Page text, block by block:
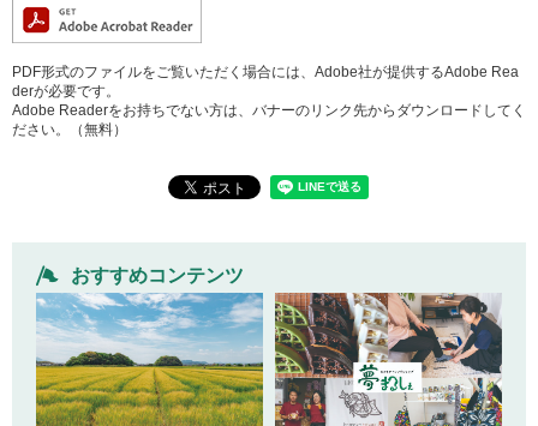
PDF形式のファイルをご覧いただく場合には、Adobe社が提供するAdobe Rea
derが必要です。
Adobe Readerをお持ちでない方は、バナーのリンク先からダウンロードしてく
ださい。（無料）
おすすめコンテンツ